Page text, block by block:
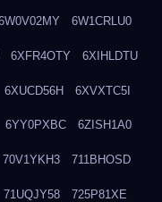
6W1CRLU0
6XFR4OTY 6XIHLDTU
6XUCD56H 6XVXTC5I
6YY0PXBC 6ZISH1A0
70V1YKH3 711BHOSD
71UQJY58 725P81XE